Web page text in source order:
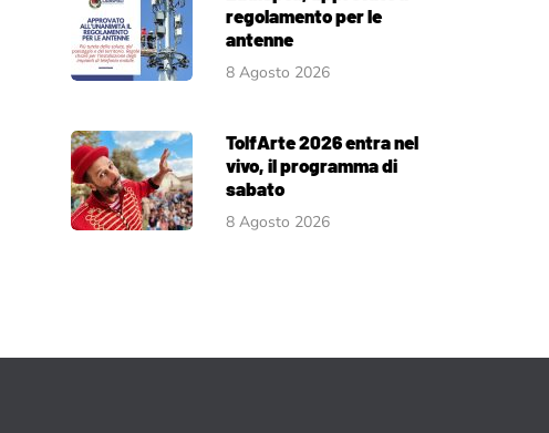
regolamento per le
antenne
8 Agosto 2026
TolfArte 2026 entra nel
vivo, il programma di
sabato
8 Agosto 2026